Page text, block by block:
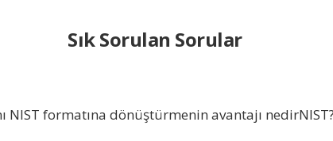
Sık Sorulan Sorular
NIST formatına dönüştürmenin avantajı